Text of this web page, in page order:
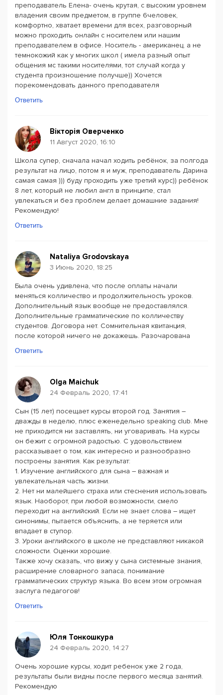
преподаватель Елена- очень крутая, с высоким уровнем
владения своим предметом, в группе 6человек,
комфортно, хватает времени для всех, разговорный
можно проходить онлайн с носителем или нашим
преподавателем в офисе. Носитель - американец, а не
темнокожий как у многих школ ( имела разный опыт
общения мс такими носителями, тот случай когда у
студента произношение получше)) Хочется
порекомендовать данного преподавателя
Ответить
Вікторія Оверченко
11 Август 2020, 16:10
Школа супер, сначала начал ходить ребёнок, за полгода
результат на лицо, потом я и муж, преподаватель Дарина
самая самая ))) буду проходить уже третий курс)) ребёнок
8 лет, который не любил англ в принципе, стал
увлекаться и без проблем делает домашние задания!
Рекомендую!
Ответить
Nataliya Grodovskaya
3 Июнь 2020, 18:25
Была очень удивлена, что после оплаты начали
меняться колличество и продолжительность уроков.
Дополнительный язык вообще не предоставлялся.
Дополнительные грамматические по колличеству
студентов. Договора нет. Сомнительная квитанция,
после которой ничего не докажешь. Разочарована
Ответить
Olga Maichuk
24 Февраль 2020, 17:41
Сын (15 лет) посещает курсы второй год. Занятия –
дважды в неделю, плюс еженедельно speaking club. Мне
не приходится ни заставлять, ни уговаривать. На курсы
он бежит с огромной радостью. С удовольствием
рассказывает о том, как интересно и разнообразно
построены занятия. Как результат:
1. Изучение английского для сына – важная и
увлекательная часть жизни.
2. Нет ни малейшего страха или стеснения использовать
язык. Наоборот, при любой возможности, смело
переходит на английский. Если не знает слова – ищет
синонимы, пытается объяснить, а не теряется или
впадает в ступор.
3. Уроки английского в школе не представляют никакой
сложности. Оценки хорошие.
Также хочу сказать, что вижу у сына системные знания,
расширение словарного запаса, понимание
грамматических структур языка. Во всем этом огромная
заслуга педагогов!
Ответить
Юля Тонкошкура
24 Февраль 2020, 14:27
Очень хорошие курсы, ходит ребенок уже 2 года,
результаты были видны после первого месяца занятий.
Рекомендую